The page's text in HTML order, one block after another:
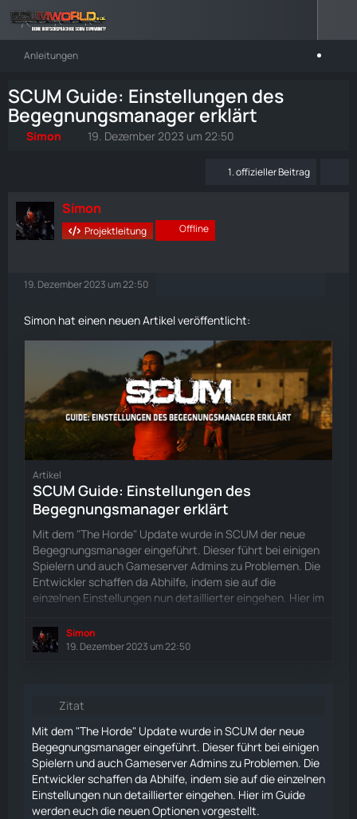
Anleitungen
SCUM Guide: Einstellungen des
Begegnungsmanager erklärt
Simon 19. Dezember 2023 um 22:50
1. offizieller Beitrag
Simon
Projektleitung Offline
19. Dezember 2023 um 22:50
Simon hat einen neuen Artikel veröffentlicht:
Artikel
SCUM Guide: Einstellungen des
Begegnungsmanager erklärt
Mit dem "The Horde" Update wurde in SCUM der neue
Begegnungsmanager eingeführt. Dieser führt bei einigen
Spielern und auch Gameserver Admins zu Problemen. Die
Entwickler schaffen da Abhilfe, indem sie auf die
einzelnen Einstellungen nun detaillierter eingehen. Hier im
Simon
19. Dezember 2023 um 22:50
Zitat
Mit dem "The Horde" Update wurde in SCUM der neue
Begegnungsmanager eingeführt. Dieser führt bei einigen
Spielern und auch Gameserver Admins zu Problemen. Die
Entwickler schaffen da Abhilfe, indem sie auf die einzelnen
Einstellungen nun detaillierter eingehen. Hier im Guide
werden euch die neuen Optionen vorgestellt.